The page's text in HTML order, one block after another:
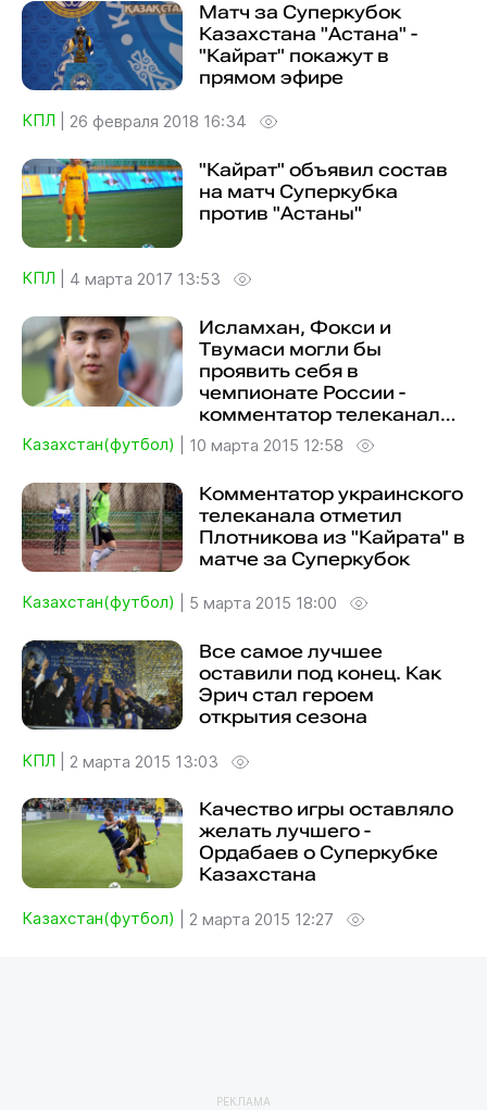
Матч за Суперкубок
Казахстана "Астана" -
"Кайрат" покажут в
прямом эфире
КПЛ 26 февраля 2018 16:34
"Кайрат" объявил состав
на матч Суперкубка
против "Астаны"
КПЛ 4 марта 2017 13:53
Исламхан, Фокси и
Твумаси могли бы
проявить себя в
чемпионате России -
комментатор телеканала
"Спорт"
Казахстан(футбол) 10 марта 2015 12:58
Комментатор украинского
телеканала отметил
Плотникова из "Кайрата" в
матче за Суперкубок
Казахстан(футбол) 5 марта 2015 18:00
Все самое лучшее
оставили под конец. Как
Эрич стал героем
открытия сезона
КПЛ 2 марта 2015 13:03
Качество игры оставляло
желать лучшего -
Ордабаев о Суперкубке
Казахстана
Казахстан(футбол) 2 марта 2015 12:27
РЕКЛАМА